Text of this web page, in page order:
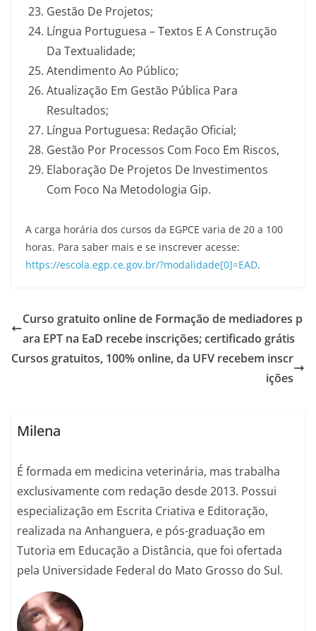
Gestão De Projetos;
Língua Portuguesa – Textos E A Construção
Da Textualidade;
Atendimento Ao Público;
Atualização Em Gestão Pública Para
Resultados;
Língua Portuguesa: Redação Oficial;
Gestão Por Processos Com Foco Em Riscos,
Elaboração De Projetos De Investimentos
Com Foco Na Metodologia Gip.
A carga horária dos cursos da EGPCE varia de 20 a 100
horas. Para saber mais e se inscrever acesse:
https://escola.egp.ce.gov.br/?modalidade[0]=EAD.
Curso gratuito online de Formação de mediadores p
ara EPT na EaD recebe inscrições; certificado grátis
Cursos gratuitos, 100% online, da UFV recebem inscr
ições
Milena
É formada em medicina veterinária, mas trabalha
exclusivamente com redação desde 2013. Possui
especialização em Escrita Criativa e Editoração,
realizada na Anhanguera, e pós-graduação em
Tutoria em Educação a Distância, que foi ofertada
pela Universidade Federal do Mato Grosso do Sul.